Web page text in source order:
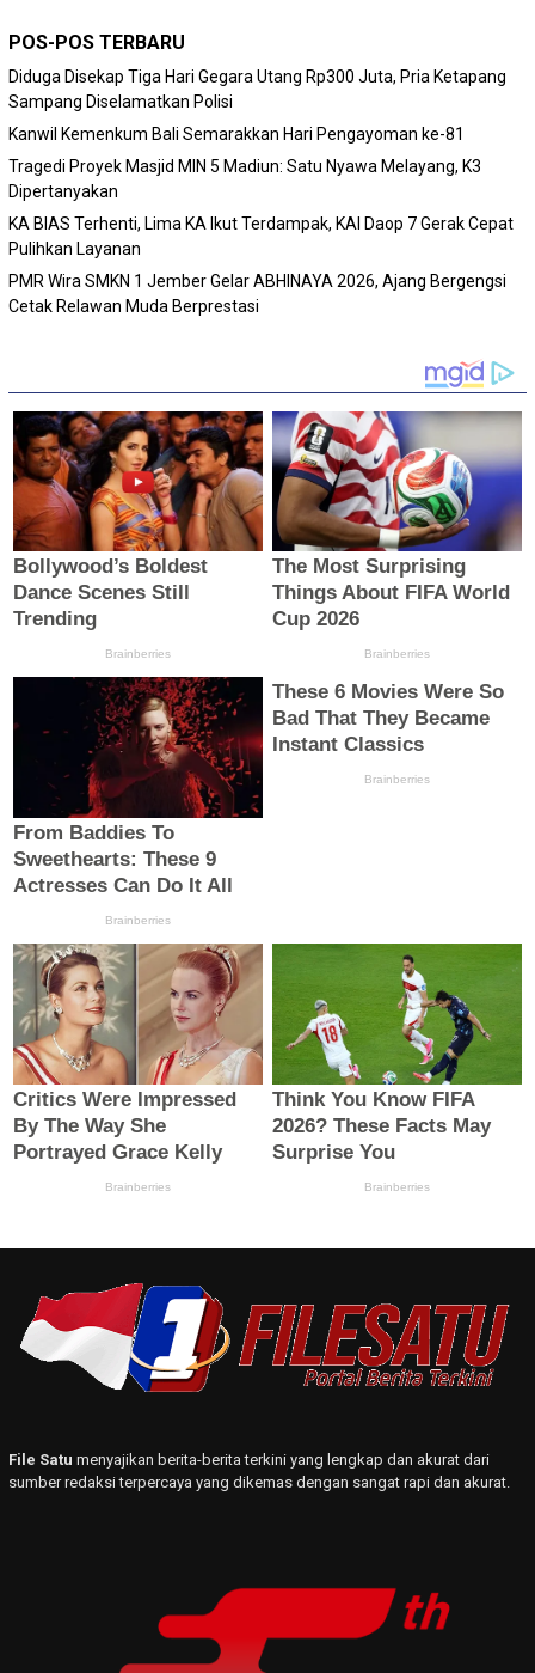
POS-POS TERBARU
Diduga Disekap Tiga Hari Gegara Utang Rp300 Juta, Pria Ketapang
Sampang Diselamatkan Polisi
Kanwil Kemenkum Bali Semarakkan Hari Pengayoman ke-81
Tragedi Proyek Masjid MIN 5 Madiun: Satu Nyawa Melayang, K3
Dipertanyakan
KA BIAS Terhenti, Lima KA Ikut Terdampak, KAI Daop 7 Gerak Cepat
Pulihkan Layanan
PMR Wira SMKN 1 Jember Gelar ABHINAYA 2026, Ajang Bergengsi
Cetak Relawan Muda Berprestasi
File Satu menyajikan berita-berita terkini yang lengkap dan akurat dari
sumber redaksi terpercaya yang dikemas dengan sangat rapi dan akurat.